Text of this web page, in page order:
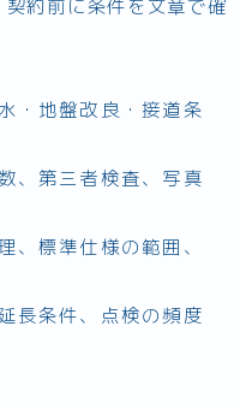
約前に条件を文章で確
・地盤改良・接道条
、第三者検査、写真
、標準仕様の範囲、
長条件、点検の頻度